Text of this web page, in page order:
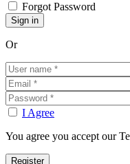
Forgot Password
Or
I Agree
You agree you accept our